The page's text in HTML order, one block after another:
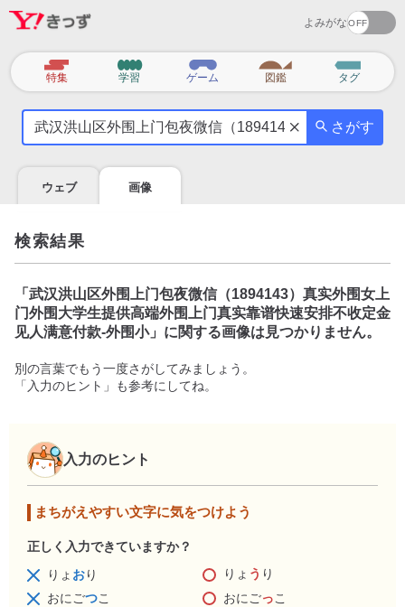
よみがな
カ
テ
特集 学習 ゲーム 図鑑 タグ
気
に
を
調
べ
よ
う
さがす
ウェブ 画像
検索結果
「 武汉洪山区外围上门包夜微信（1894143）真实外围女上
门外围大学生提供高端外围上门真实靠谱快速安排不收定金
见人满意付款-外围小」に関する画像は見つかりません。
別の言葉でもう一度さがしてみましょう。
「入力のヒント」も参考にしてね。
入力のヒント
まちがえやすい文字に気をつけよう
正しく入力できていますか？
りょ おり りょ う り
おにごつこ おにごっこ